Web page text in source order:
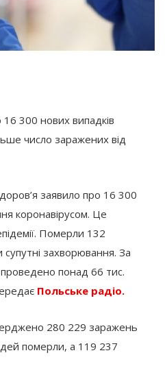
300 нових випадків
число заражених від
заявило про 16 300
коронавірусом. Це
Померли 132
захворювання. За
понад 66 тис.
Польське радіо.
280 229 заражень
померли, а 119 237